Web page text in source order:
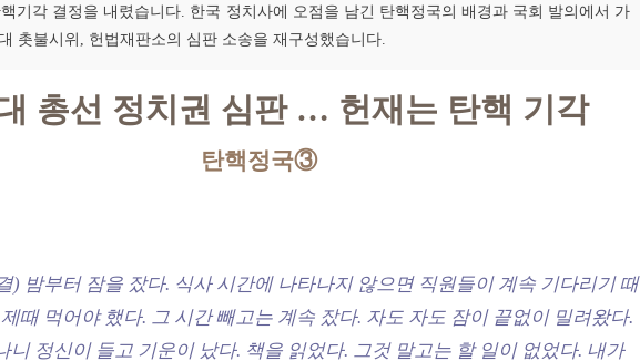
기각 결정을 내렸습니다. 한국 정치사에 오점을 남긴 탄핵정국의 배경과 국회 발의에서 가
촛불시위, 헌법재판소의 심판 소송을 재구성했습니다.
총선 정치권 심판 … 헌재는 탄핵 기각
탄핵정국③
) 밤부터 잠을 잤다. 식사 시간에 나타나지 않으면 직원들이 계속 기다리기 때
때 먹어야 했다. 그 시간 빼고는 계속 잤다. 자도 자도 잠이 끝없이 밀려왔다.
니 정신이 들고 기운이 났다. 책을 읽었다. 그것 말고는 할 일이 없었다. 내가